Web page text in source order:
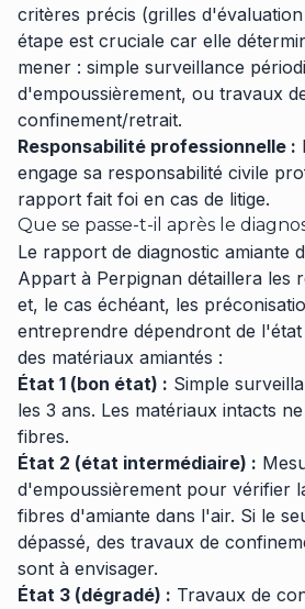
critères précis (grilles
étape est cruciale car elle
mener : simple surveillance
d'empoussièrement, ou travaux
confinement/retrait.
Responsabilité professionnelle :
engage sa responsabilité civile
rapport fait foi en cas de litige.
Que se passe-t-il après le
Le rapport de diagnostic amiante
Appart à Perpignan détaillera les
et, le cas échéant, les
entreprendre dépendront de
des matériaux amiantés :
État 1 (bon état) : Simple
les 3 ans. Les matériaux intacts
fibres.
État 2 (état intermédiaire) :
d'empoussièrement pour vérifier
fibres d'amiante dans l'air. Si le
dépassé, des travaux de
sont à envisager.
État 3 (dégradé) : Travaux de